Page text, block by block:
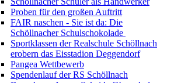
Proben für den großen Auftritt
FAIR naschen - Sie ist da: Die
Schöllnacher Schulschokolade
Sportklassen der Realschule Schöllnach
erobern das Eisstadion Deggendorf
Pangea Wettbewerb
Spendenlauf der RS Schöllnach